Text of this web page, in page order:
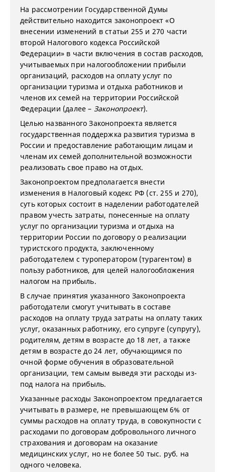
На рассмотрении Государственной Думы
действительно находится законопроект «О
внесении изменений в статьи 255 и 270 части
второй Налогового кодекса Российской
Федерации» в части включения в состав расходов,
учитываемых при налогообложении прибыли
организаций, расходов на оплату услуг по
организации туризма и отдыха работников и
членов их семей на территории Российской
Федерации (далее – Законопроект).
Целью названного Законопроекта является
государственная поддержка развития туризма в
России и предоставление работающим лицам и
членам их семей дополнительной возможности
реализовать свое право на отдых.
Законопроектом предполагается внести
изменения в Налоговый кодекс РФ (ст. 255 и 270),
суть которых состоит в наделении работодателей
правом учесть затраты, понесенные на оплату
услуг по организации туризма и отдыха на
территории России по договору о реализации
туристского продукта, заключенному
работодателем с туроператором (турагентом) в
пользу работников, для целей налогообложения
налогом на прибыль.
В случае принятия указанного Законопроекта
работодатели смогут учитывать в составе
расходов на оплату труда затраты на оплату таких
услуг, оказанных работнику, его супруге (супругу),
родителям, детям в возрасте до 18 лет, а также
детям в возрасте до 24 лет, обучающимся по
очной форме обучения в образовательной
организации, тем самым выведя эти расходы из-
под налога на прибыль.
Указанные расходы Законопроектом предлагается
учитывать в размере, не превышающем 6% от
суммы расходов на оплату труда, в совокупности с
расходами по договорам добровольного личного
страхования и договорам на оказание
медицинских услуг, но не более 50 тыс. руб. на
одного человека.